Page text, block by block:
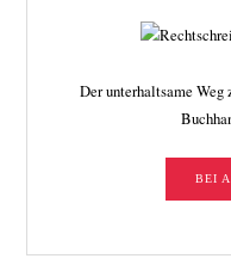
Der unterhaltsame
BEI